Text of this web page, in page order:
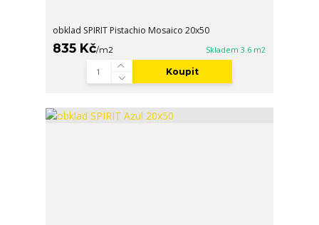
obklad SPIRIT Pistachio Mosaico 20x50
835 Kč/m2 Skladem 3.6 m2
Koupit